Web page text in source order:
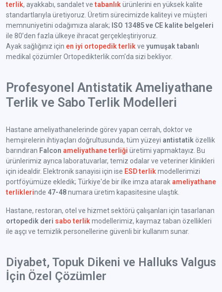
terlik, ayakkabı, sandalet vetabanlık ürünlerini en yüksek kalite
standartlarıyla üretiyoruz. Üretim sürecimizde kaliteyi ve müşteri
memnuniyetini odağımıza alarak; ISO 13485 ve CE kalite belgeleri
ile 80’den fazla ülkeye ihracat gerçekleştiriyoruz.
Ayak sağlığınız için en iyi ortopedik terlik ve yumuşak tabanlı
medikal çözümler Ortopedikterlik.com'da sizi bekliyor.
Profesyonel Antistatik Ameliyathane
Terlik ve Sabo Terlik Modelleri
Hastane ameliyathanelerinde görev yapan cerrah, doktor ve
hemşirelerin ihtiyaçları doğrultusunda, tüm yüzeyi antistatik özellik
barındıran Falcon ameliyathane terliği üretimi yapmaktayız. Bu
ürünlerimiz ayrıca laboratuvarlar, temiz odalar ve veteriner klinikleri
için idealdir. Elektronik sanayisi için ise ESD terlik modellerimizi
portföyümüze ekledik; Türkiye'de bir ilke imza atarak ameliyathane
terliklerinde 47-48numara üretim kapasitesine ulaştık.
Hastane, restoran, otel ve hizmet sektörü çalışanları için tasarlanan
ortopedik deri sabo terlik modellerimiz, kaymaz taban özellikleri
ile aşçı ve temizlik personellerine güvenli bir kullanım sunar.
Diyabet, Topuk Dikeni ve Halluks Valgus
İçin Özel Çözümler